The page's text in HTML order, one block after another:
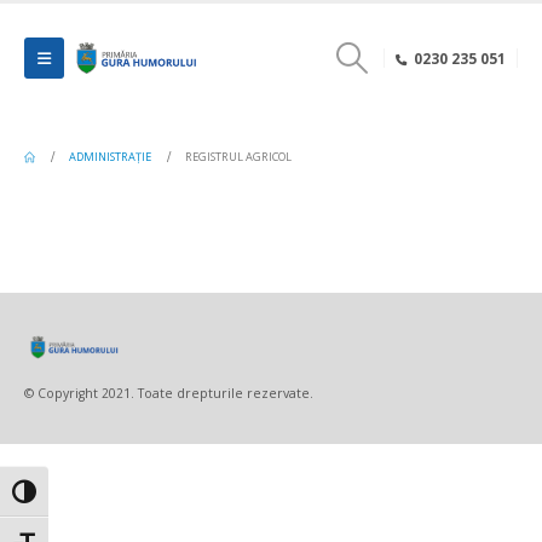
Toggle High Contrast
0230 235 051
ADMINISTRAȚIE REGISTRUL AGRICOL
© Copyright 2021. Toate drepturile rezervate.